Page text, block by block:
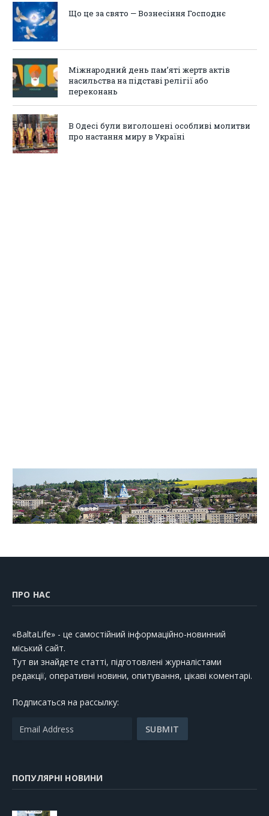
Що це за свято — Вознесіння Господнє
Міжнародний день пам’яті жертв актів
насильства на підставі релігії або
переконань
В Одесі були виголошені особливі молитви
про настання миру в Україні
ПРО НАС
«BaltaLife» - це самостійний інформаційно-новинний
міський сайт.
Тут ви знайдете статті, підготовлені журналістами
редакції, оперативні новини, опитування, цікаві коментарі.
Подписаться на рассылку:
ПОПУЛЯРНІ НОВИНИ